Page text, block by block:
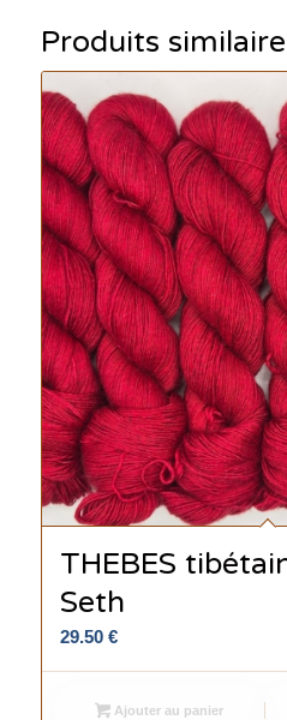
Produits
THEBES
Seth
29.50 €
Ajouter au panier